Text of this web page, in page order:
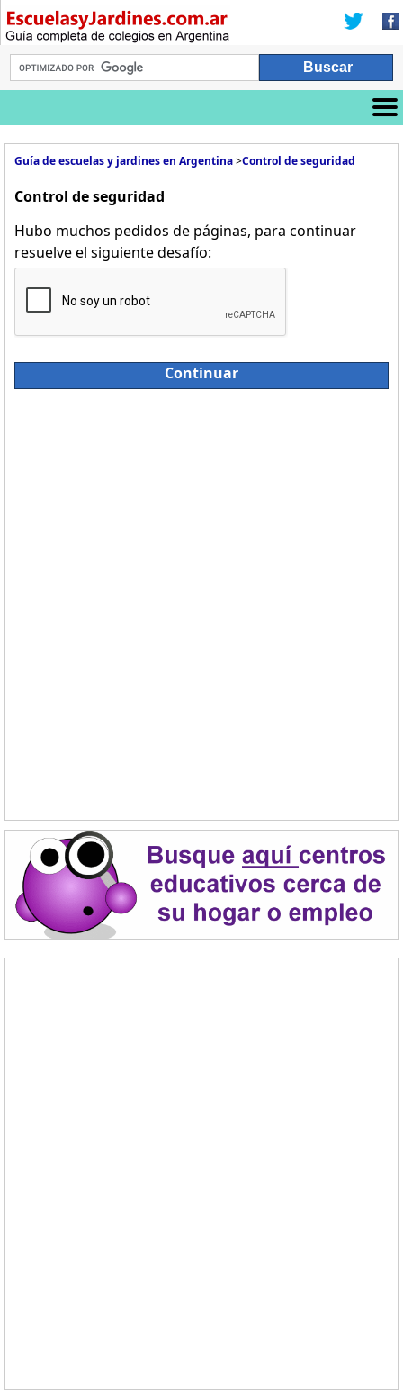
Guía de escuelas y jardines en Argentina>Control de seguridad
Control de seguridad
Hubo muchos pedidos de páginas, para continuar
resuelve el siguiente desafío:
Continuar